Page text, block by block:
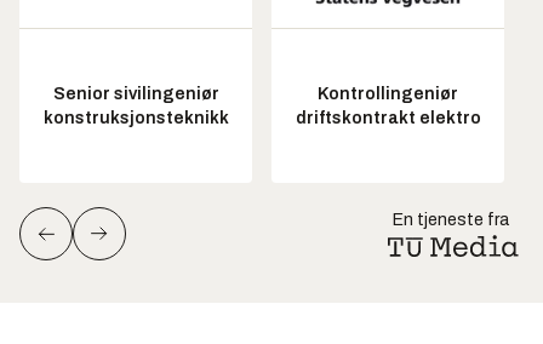
Senior sivilingeniør
konstruksjonsteknikk
Kontrollingeniør
driftskontrakt elektro
En tjeneste fra